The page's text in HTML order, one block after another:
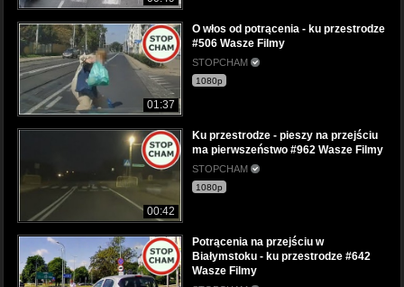
01:37
O włos od potrącenia - ku przestrodze
#506 Wasze Filmy
STOPCHAM
1080p
00:42
Ku przestrodze - pieszy na przejściu
ma pierwszeństwo #962 Wasze Filmy
STOPCHAM
1080p
Potrącenia na przejściu w
Białymstoku - ku przestrodze #642
Wasze Filmy